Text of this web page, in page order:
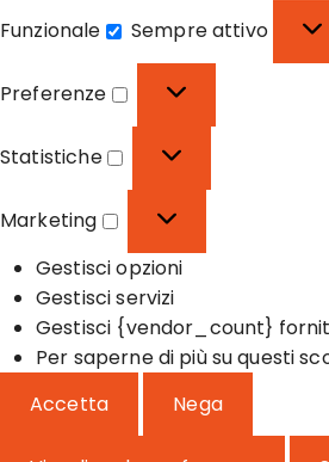
Funzionale
n
o
a
l
e
Sempre attivo
Preferenze
r
e
n
z
e
Statistiche
t
i
s
t
h
Marketing
a
r
k
e
Gestisci opzioni
Gestisci servizi
Gestisci {vendor_count}
Per saperne di più su questi
Accetta
Nega